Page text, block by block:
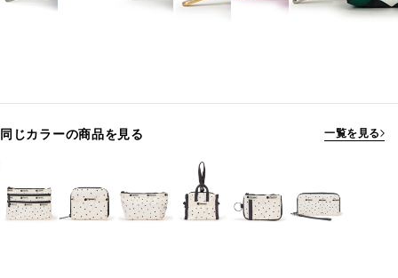
同じカラーの商品を見る 一覧を見る